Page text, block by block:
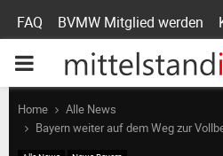
FAQ BVMW Mitglied werden
P
R
Home
Alle News
Bayern weiter auf dem Weg zur